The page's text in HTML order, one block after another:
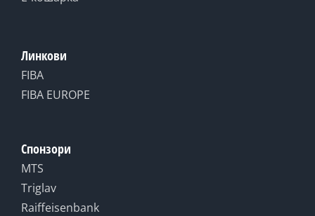
Линкови
FIBA
FIBA EUROPE
Спонзори
MTS
Triglav
Raiffeisenbank